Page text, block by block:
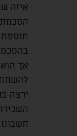
איזה
תוספת
אך
ירצה